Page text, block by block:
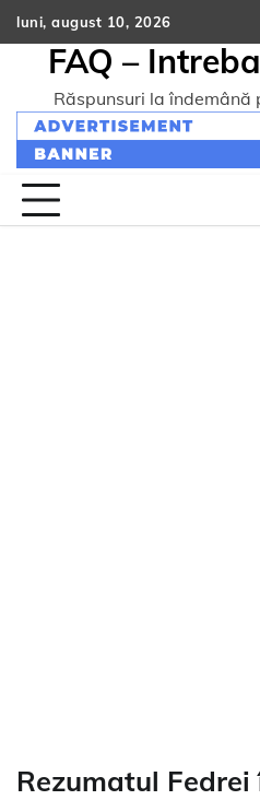
Skip
to
content
luni, august 10, 2026
FAQ –
Răspunsuri la îndemână
Rezumatul